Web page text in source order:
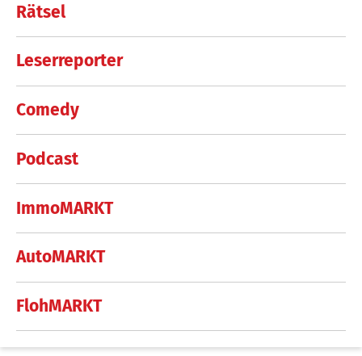
Rätsel
Leserreporter
Comedy
Podcast
ImmoMARKT
AutoMARKT
FlohMARKT